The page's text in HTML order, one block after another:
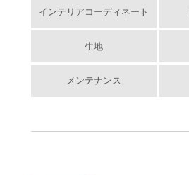
インテリアコーディネート
生地
メンテナンス